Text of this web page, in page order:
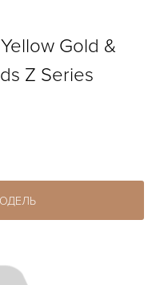
Gold &
Z Series